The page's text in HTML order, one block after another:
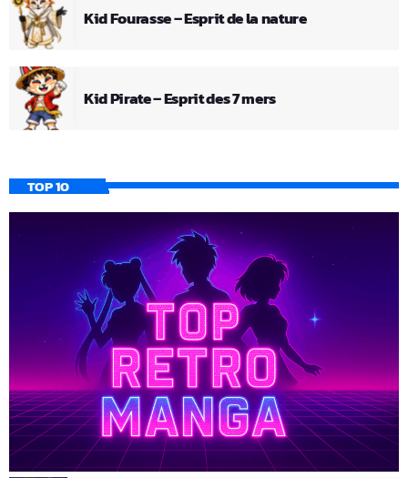
Kid Fourasse – Esprit de la nature
Kid Pirate – Esprit des 7 mers
TOP 10